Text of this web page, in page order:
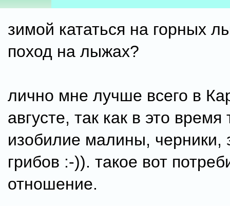
зимой кататься на горных
поход на лыжах?
лично мне лучше всего в
августе, так как в это время
изобилие малины, черники,
грибов :-)). такое вот
отношение.